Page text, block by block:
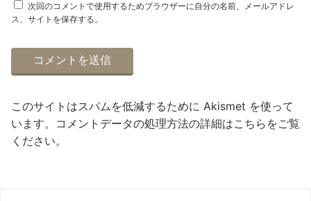
次回のコメントで使用するためブラウザーに自分の名前、メールアドレ
ス、サイトを保存する。
このサイトはスパムを低減するために Akismet を使って
います。 コメントデータの処理方法の詳細はこちらをご覧
ください。